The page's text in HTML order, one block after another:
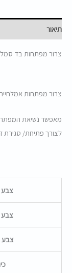
תיאור
צרור מפתחות בד
צרור מפתחות
מאפשר נשיאת
לצורך פתיחת/ סגירת
צבע
צבע
צבע